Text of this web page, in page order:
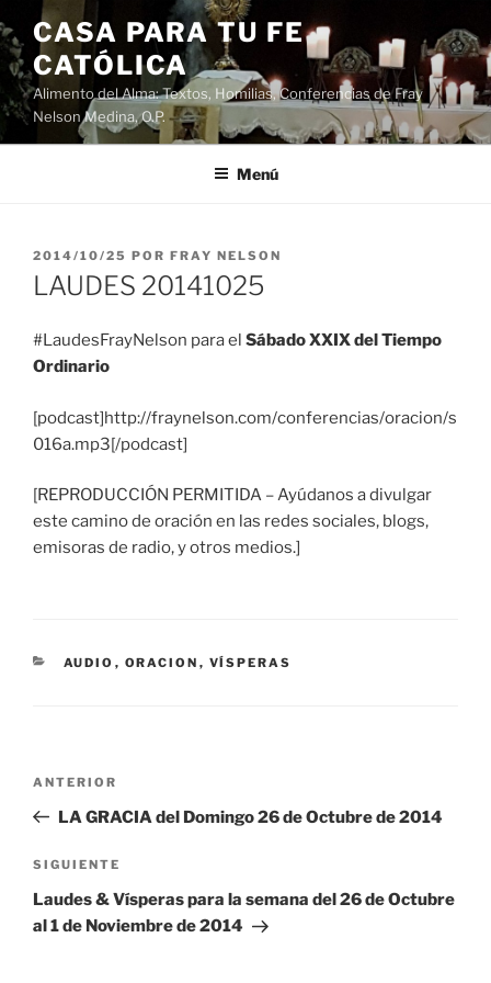
Saltar
al
contenido
CASA PARA TU FE
CATÓLICA
Alimento del Alma: Textos, Homilias, Conferencias de Fray
Nelson Medina, O.P.
Menú
PUBLICADO
EL
2014/10/25 POR FRAY NELSON
LAUDES 20141025
#LaudesFrayNelson para el Sábado XXIX del Tiempo
Ordinario
[podcast]http://fraynelson.com/conferencias/oracion/s
016a.mp3[/podcast]
[REPRODUCCIÓN PERMITIDA – Ayúdanos a divulgar
este camino de oración en las redes sociales, blogs,
emisoras de radio, y otros medios.]
CATEGORÍAS
AUDIO , ORACION , VÍSPERAS
entradas
Entrada
anterior:
ANTERIOR
LA GRACIA del Domingo 26 de Octubre de 2014
Siguiente
entrada
SIGUIENTE
Laudes & Vísperas para la semana del 26 de Octubre
al 1 de Noviembre de 2014